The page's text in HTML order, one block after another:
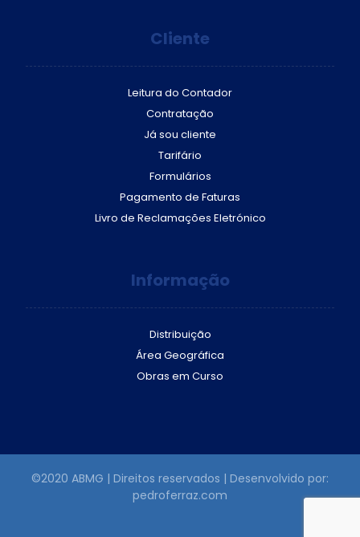
Cliente
Leitura do Contador
Contratação
Já sou cliente
Tarifário
Formulários
Pagamento de Faturas
Livro de Reclamações Eletrónico
Informação
Distribuição
Área Geográfica
Obras em Curso
©2020 ABMG | Direitos reservados | Desenvolvido por:
pedroferraz.com